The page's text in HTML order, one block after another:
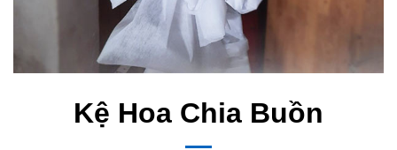
Kệ Hoa Chia Buồn